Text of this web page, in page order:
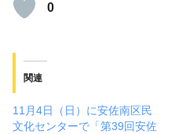
0
関連
11月4日（日）に安佐南区民
文化センターで「第39回安佐